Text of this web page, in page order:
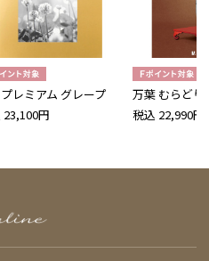
レミアム グレープ
23,100円
万葉 むらどり
税込 22,990円